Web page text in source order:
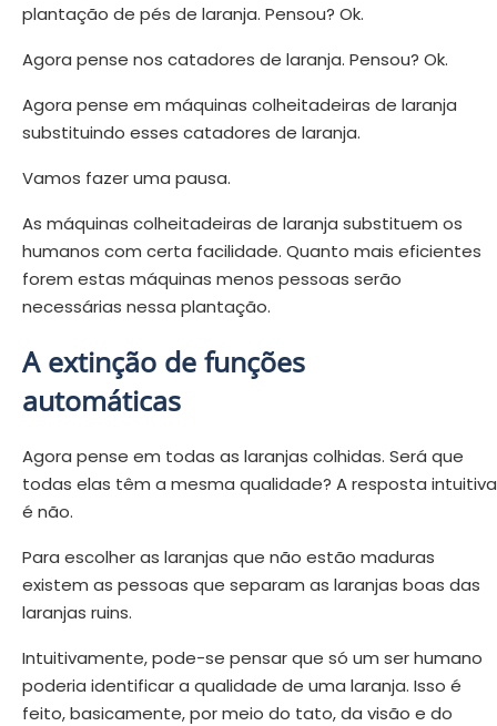
plantação de pés de laranja. Pensou? Ok.
Agora pense nos catadores de laranja. Pensou? Ok.
Agora pense em máquinas colheitadeiras de laranja
substituindo esses catadores de laranja.
Vamos fazer uma pausa.
As máquinas colheitadeiras de laranja substituem os
humanos com certa facilidade. Quanto mais eficientes
forem estas máquinas menos pessoas serão
necessárias nessa plantação.
A extinção de funções
automáticas
Agora pense em todas as laranjas colhidas. Será que
todas elas têm a mesma qualidade? A resposta intuitiva
é não.
Para escolher as laranjas que não estão maduras
existem as pessoas que separam as laranjas boas das
laranjas ruins.
Intuitivamente, pode-se pensar que só um ser humano
poderia identificar a qualidade de uma laranja. Isso é
feito, basicamente, por meio do tato, da visão e do